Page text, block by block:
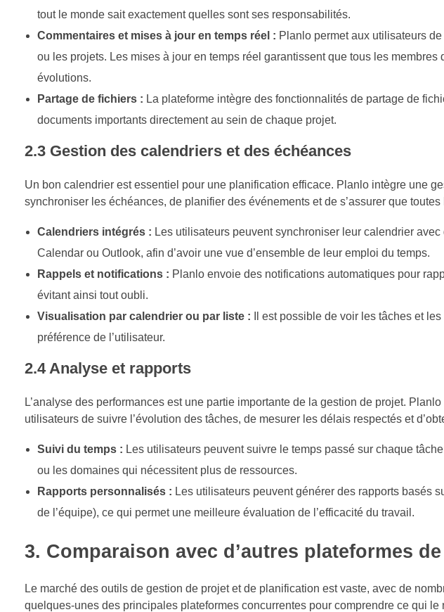
tout le monde sait exactement quelles sont ses responsabilités.
Commentaires et mises à jour en temps réel : Planlo permet aux utilisateurs
ou les projets. Les mises à jour en temps réel garantissent que tous les membres
évolutions.
Partage de fichiers : La plateforme intègre des fonctionnalités de partage de
documents importants directement au sein de chaque projet.
2.3 Gestion des calendriers et des échéances
Un bon calendrier est essentiel pour une planification efficace. Planlo intègre une
synchroniser les échéances, de planifier des événements et de s’assurer que
Calendriers intégrés : Les utilisateurs peuvent synchroniser leur calendrier
Calendar ou Outlook, afin d’avoir une vue d’ensemble de leur emploi du temps.
Rappels et notifications : Planlo envoie des notifications automatiques pour
évitant ainsi tout oubli.
Visualisation par calendrier ou par liste : Il est possible de voir les tâches et
préférence de l’utilisateur.
2.4 Analyse et rapports
L’analyse des performances est une partie importante de la gestion de projet.
utilisateurs de suivre l’évolution des tâches, de mesurer les délais respectés et
Suivi du temps : Les utilisateurs peuvent suivre le temps passé sur chaque
ou les domaines qui nécessitent plus de ressources.
Rapports personnalisés : Les utilisateurs peuvent générer des rapports basés
de l’équipe), ce qui permet une meilleure évaluation de l’efficacité du travail.
3. Comparaison avec d’autres plateformes
Le marché des outils de gestion de projet et de planification est vaste, avec de
quelques-unes des principales plateformes concurrentes pour comprendre ce qui le